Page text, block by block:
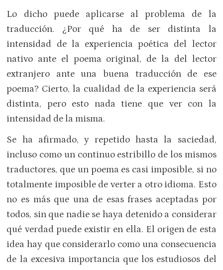
Lo dicho puede aplicarse al problema de la
traducción. ¿Por qué ha de ser distinta la
intensidad de la experiencia poética del lector
nativo ante el poema original, de la del lector
extranjero ante una buena traducción de ese
poema? Cierto, la cualidad de la experiencia será
distinta, pero esto nada tiene que ver con la
intensidad de la misma.
Se ha afirmado, y repetido hasta la saciedad,
incluso como un continuo estribillo de los mismos
traductores, que un poema es casi imposible, si no
totalmente imposible de verter a otro idioma. Esto
no es más que una de esas frases aceptadas por
todos, sin que nadie se haya detenido a considerar
qué verdad puede existir en ella. El origen de esta
idea hay que considerarlo como una consecuencia
de la excesiva importancia que los estudiosos del